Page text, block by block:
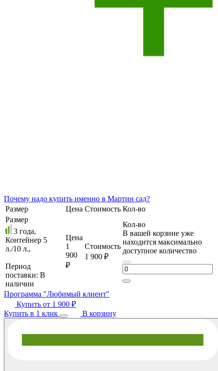
Почему надо купить именно в Мартин сад?
Размер
Цена Стоимость Кол-во
Размер
3 года,
Контейнер 5
л./10 л.,
Период
поставки: В
наличии
Цена
1
900
₽
Стоимость
1 900 ₽
Кол-во
В вашей корзине уже
находится максимально
доступное количество
Программа "Любимый клиент"
Купить от 1 900 ₽
Купить в 1 клик
В корзину